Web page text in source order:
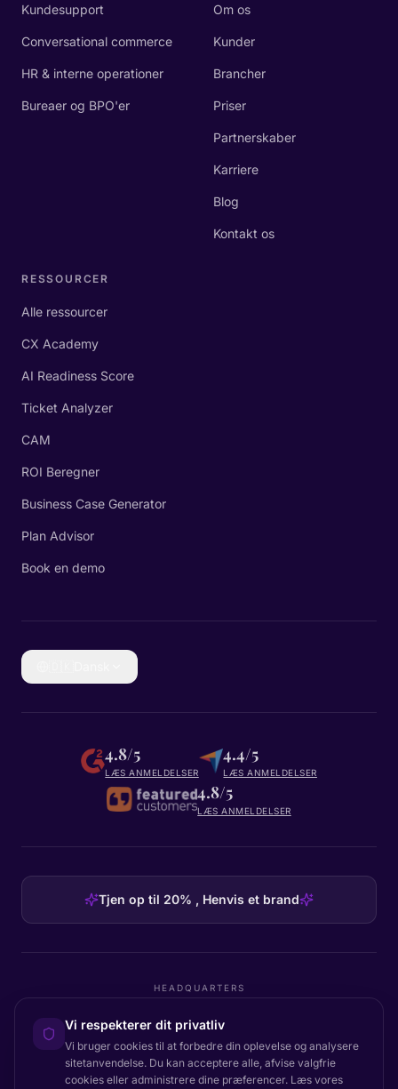
Kundesupport
Conversational commerce
HR & interne operationer
Bureaer og BPO'er
Om os
Kunder
Brancher
Priser
Partnerskaber
Karriere
Blog
Kontakt os
RESSOURCER
Alle ressourcer
CX Academy
AI Readiness Score
Ticket Analyzer
CAM
ROI Beregner
Business Case Generator
Plan Advisor
Book en demo
4.8/5
LÆS ANMELDELSER
4.4/5
LÆS ANMELDELSER
4.8/5
LÆS ANMELDELSER
Tjen op til 20% , Henvis et brand
HEADQUARTERS
C/O GRROW, Pilestræde 52A
Vi respekterer dit privatliv
Vi bruger cookies til at forbedre din oplevelse og analysere
sitetanvendelse. Du kan acceptere alle, afvise valgfrie
cookies eller administrere dine præferencer. Læs vores